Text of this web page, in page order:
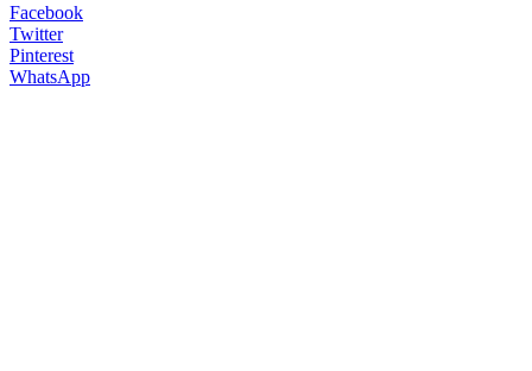
Facebook
Twitter
Pinterest
WhatsApp